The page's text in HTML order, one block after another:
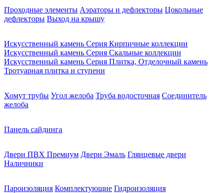
Проходные элементы Аэраторы и дефлекторы Цокольные
дефлекторы Выход на крышу
Искусственный камень Серия Кирпичные коллекции
Искусственный камень Серия Скальные коллекции
Искусственный камень Серия Плитка, Отделочный камень
Тротуарная плитка и ступени
Хомут трубы Угол желоба Труба водосточная Соединитель
желоба
Панель сайдинга
Двери ПВХ Премиум Двери Эмаль Глянцевые двери
Наличники
Пароизоляция Комплектующие Гидроизоляция